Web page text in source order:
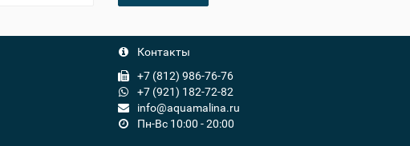
Контакты
+7 (812) 986-76-76
+7 (921) 182-72-82
info@aquamalina.ru
Пн-Вс 10:00 - 20:00